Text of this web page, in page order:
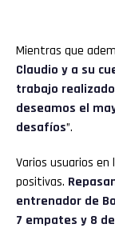
Mientras que
Claudio y a su
trabajo
deseamos el
desafíos”.
Varios usuarios
positivas.
entrenador de
7 empates y 8